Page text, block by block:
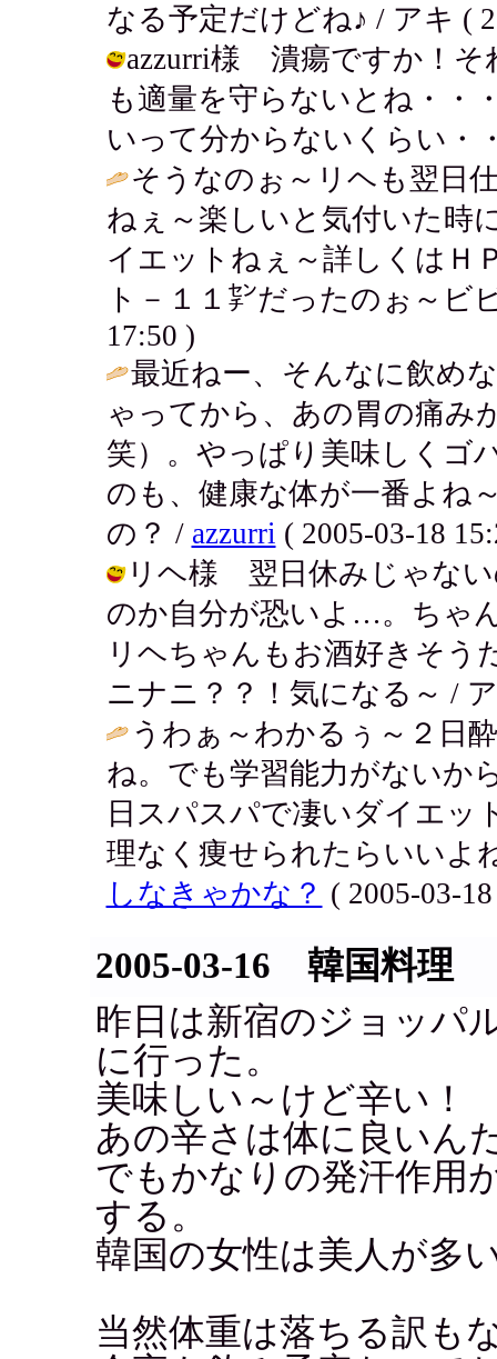
なる予定だけどね♪ / アキ (
azzurri様 潰瘍ですか！そ
も適量を守らないとね・・
いって分からないくらい・
そうなのぉ～リヘも翌日
ねぇ～楽しいと気付いた
イエットねぇ～詳しくはＨ
ト－１１㌢だったのぉ～ビ
17:50 )
最近ねー、そんなに飲め
ゃってから、あの胃の痛み
笑）。やっぱり美味しくゴ
のも、健康な体が一番よね
の？ / azzurri ( 2005-03-18
リヘ様 翌日休みじゃな
のか自分が恐いよ…。ちゃ
リヘちゃんもお酒好きそう
ニナニ？？！気になる～ /
うわぁ～わかるぅ～２日
ね。でも学習能力がない
日スパスパで凄いダイエッ
理なく痩せられたらいいよ
しなきゃかな？ ( 2005-03-
2005-03-16 韓国料理
昨日は新宿のジョッパ
に行った。
美味しい～けど辛い！
あの辛さは体に良いん
でもかなりの発汗作用
する。
韓国の女性は美人が多
当然体重は落ちる訳も